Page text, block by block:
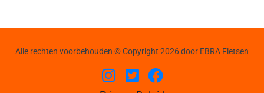
Alle rechten voorbehouden © Copyright 2026 door EBRA Fietsen